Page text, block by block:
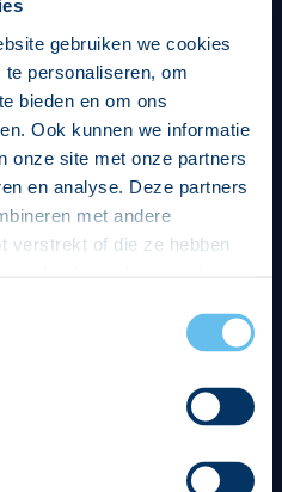
gebruiken we cookies
personaliseren, om
bieden en om ons
Ook kunnen we informatie
onze site met onze partners
en analyse. Deze partners
met andere
verstrekt of die ze hebben
Je kunt je toestemming
pagina.